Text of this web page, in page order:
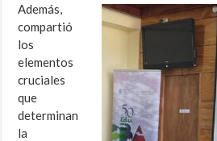
Además,
compartió
los
elementos
cruciales
que
determinan
la